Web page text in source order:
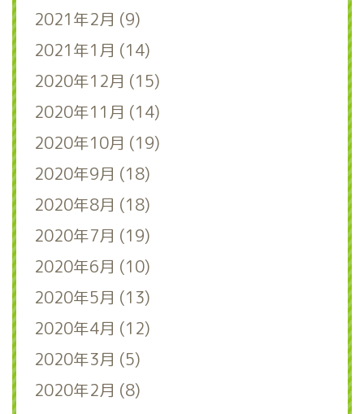
2021年2月 (9)
2021年1月 (14)
2020年12月 (15)
2020年11月 (14)
2020年10月 (19)
2020年9月 (18)
2020年8月 (18)
2020年7月 (19)
2020年6月 (10)
2020年5月 (13)
2020年4月 (12)
2020年3月 (5)
2020年2月 (8)